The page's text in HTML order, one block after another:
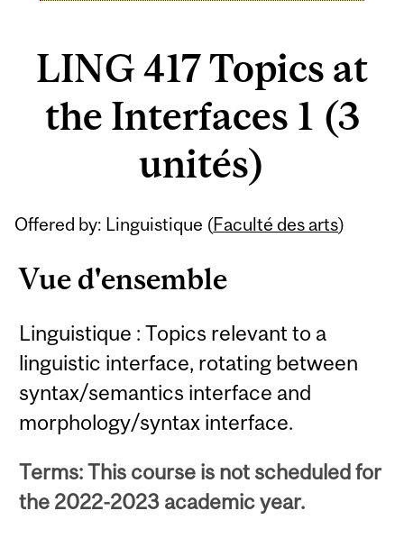
LING 417 Topics at
the Interfaces 1 (3
unités)
Offered by: Linguistique (Faculté des arts)
Vue d'ensemble
Linguistique : Topics relevant to a
linguistic interface, rotating between
syntax/semantics interface and
morphology/syntax interface.
Terms: This course is not scheduled for
the 2022-2023 academic year.
Related